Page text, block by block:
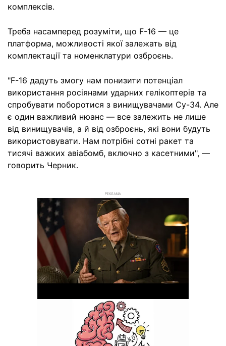
комплексів.
Треба насамперед розуміти, що F-16 — це
платформа, можливості якої залежать від
комплектації та номенклатури озброєнь.
"F-16 дадуть змогу нам понизити потенціал
використання росіянами ударних гелікоптерів та
спробувати поборотися з винищувачами Су-34. Але
є один важливий нюанс — все залежить не лише
від винищувачів, а й від озброєнь, які вони будуть
використовувати. Нам потрібні сотні ракет та
тисячі важких авіабомб, включно з касетними", —
говорить Черник.
РЕКЛАМА